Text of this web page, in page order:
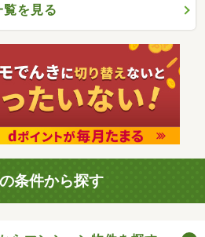
を見る
条件から探す